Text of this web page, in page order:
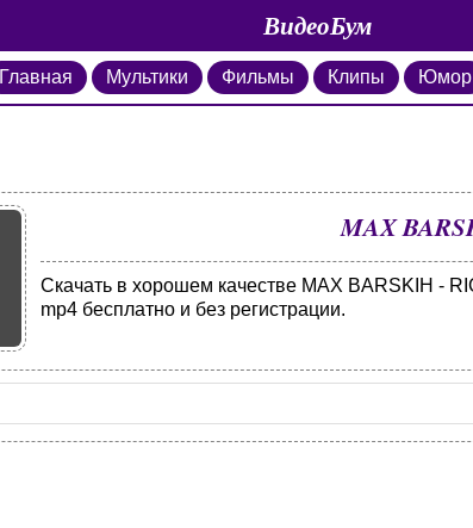
ВидеоБум
Главная Мультики Фильмы Клипы Юмор
MAX
Скачать в хорошем качестве MAX BARSKIH -
mp4 бесплатно и без регистрации.